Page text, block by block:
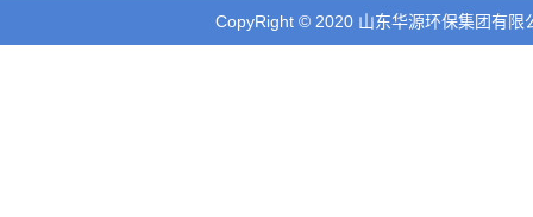
CopyRight © 2020 山东华源环保集团有